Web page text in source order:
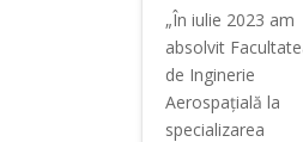
„În iulie 2023 am
absolvit
de Inginerie
Aerospațială la
specializarea